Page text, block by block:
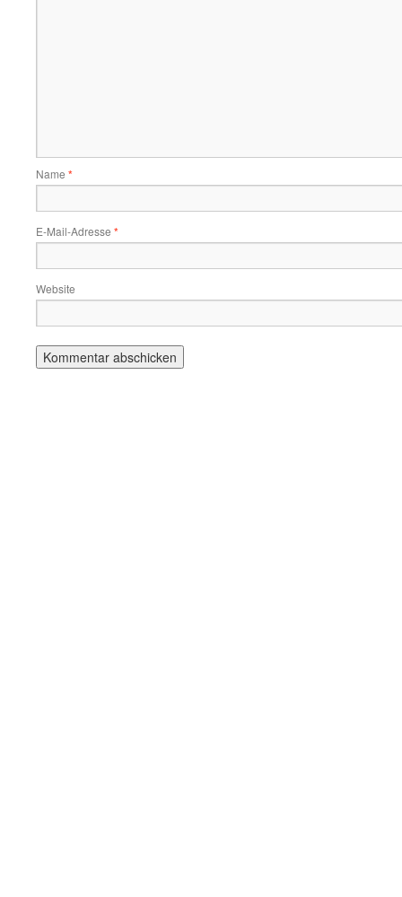
Name *
E-Mail-Adresse *
Website